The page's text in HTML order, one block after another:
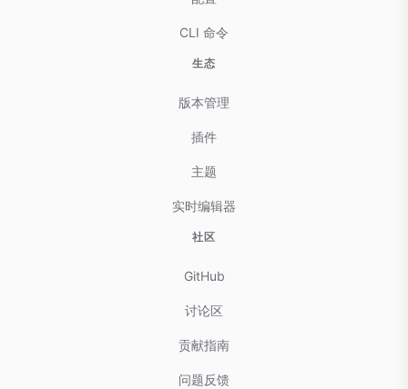
CLI 命令
生态
版本管理
插件
主题
实时编辑器
社区
GitHub
讨论区
贡献指南
问题反馈